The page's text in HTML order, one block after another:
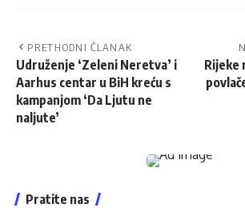
PRETHODNI ČLANAK
Udruženje ‘Zeleni Neretva’ i
Aarhus centar u BiH kreću s
kampanjom ‘Da Ljutu ne
naljute’
Rijeke
Pratite nas